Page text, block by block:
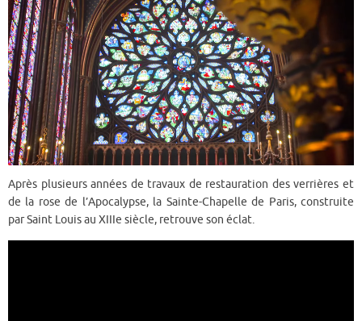
Après plusieurs années de travaux de restauration des verrières et
de la rose de l’Apocalypse, la Sainte-Chapelle de Paris, construite
par Saint Louis au XIIIe siècle, retrouve son éclat.